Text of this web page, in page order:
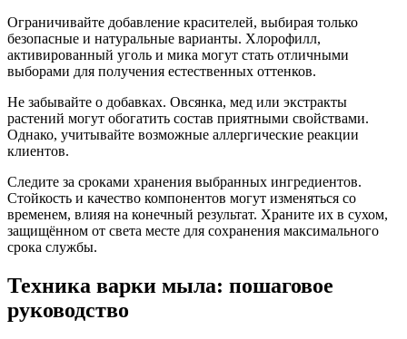
Ограничивайте добавление красителей, выбирая только
безопасные и натуральные варианты. Хлорофилл,
активированный уголь и мика могут стать отличными
выборами для получения естественных оттенков.
Не забывайте о добавках. Овсянка, мед или экстракты
растений могут обогатить состав приятными свойствами.
Однако, учитывайте возможные аллергические реакции
клиентов.
Следите за сроками хранения выбранных ингредиентов.
Стойкость и качество компонентов могут изменяться со
временем, влияя на конечный результат. Храните их в сухом,
защищённом от света месте для сохранения максимального
срока службы.
Техника варки мыла: пошаговое
руководство